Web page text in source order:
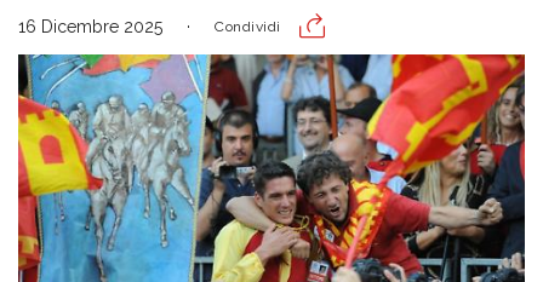
16 Dicembre 2025 Condividi